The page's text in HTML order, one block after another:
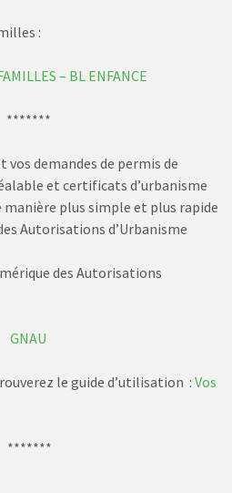
:
– BL ENFANCE
*******
demandes de permis de
et certificats d’urbanisme
plus simple et plus rapide
Autorisations d’Urbanisme
des Autorisations
GNAU
le guide d’utilisation : Vos
*******